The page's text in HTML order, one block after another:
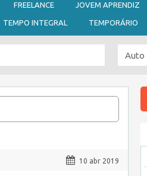
FREELANCE JOVEM APRENDIZ
TEMPO INTEGRAL TEMPORÁRIO
10 abr 2019